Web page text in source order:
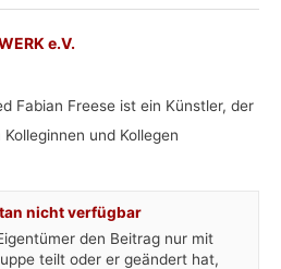
e.V.
Fabian Freese ist ein Künstler, der
und Kollegen
nicht verfügbar
den Beitrag nur mit
teilt oder er geändert hat,